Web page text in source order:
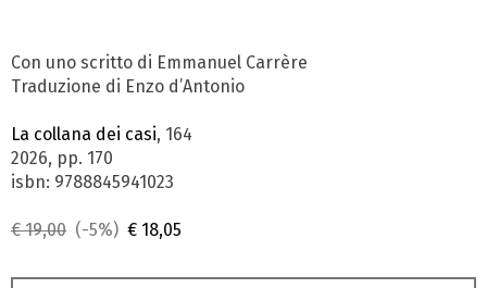
Con uno scritto di Emmanuel Carrère
Traduzione di Enzo d’Antonio
La collana dei casi, 164
2026, pp. 170
isbn: 9788845941023
€ 19,00 (-5%) € 18,05